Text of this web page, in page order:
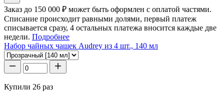
Заказ до 150 000 ₽ может быть оформлен с оплатой частями.
Списание происходит равными долями, первый платеж
списывается сразу, 4 остальных платежа вносится каждые две
недели. Подробнее
Набор чайных чашек Audrey из 4 шт., 140 мл
Купили 26 раз